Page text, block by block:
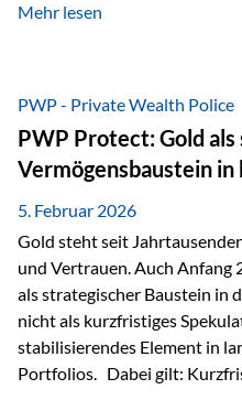
was bekommen – wann –
bei größeren Vermögen ist
Mehr lesen
PWP - Private Wealth Police
PWP Protect: Gold
Vermögensbaustein
5. Februar 2026
Gold steht seit
und Vertrauen. Auch Anfang
als strategischer Baustein in
nicht als kurzfristiges
stabilisierendes Element in
Portfolios. Dabei gilt: Kurzfristige Kursrückgänge und